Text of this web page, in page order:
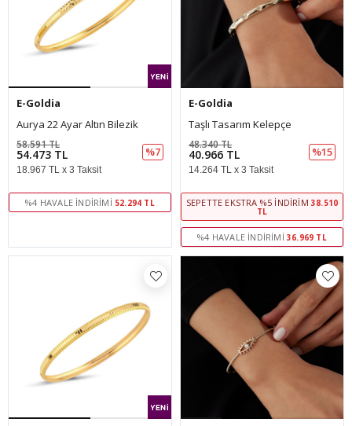
E-Goldia
Aurya 22 Ayar Altın Bilezik
54.473 TL
58.591 TL
%7
18.967 TL x 3 Taksit
%4 HAVALE İNDIRIMI 52.294 TL
E-Goldia
Taşlı Tasarım Kelepçe
40.966 TL
48.340 TL
%15
14.264 TL x 3 Taksit
SEPETTE EKSTRA %5 İNDIRIM 38.510
TL
%4 HAVALE İNDIRIMI 36.969 TL